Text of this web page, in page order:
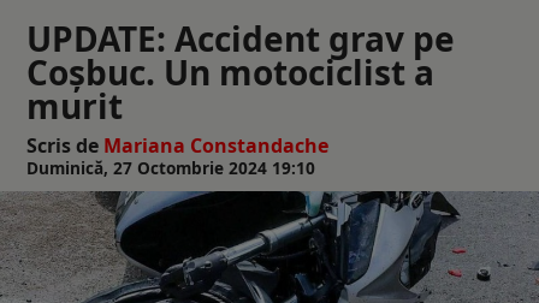
UPDATE: Accident grav pe
Coșbuc. Un motociclist a
murit
Scris de Mariana Constandache
Duminică, 27 Octombrie 2024 19:10